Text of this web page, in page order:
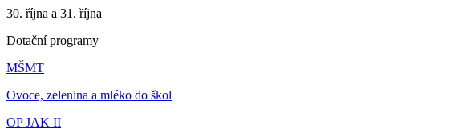
30. října a 31. října
Dotační programy
MŠMT
Ovoce, zelenina a mléko do škol
OP JAK II